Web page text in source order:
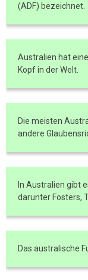
(ADF) bezeichnet.
Australien hat
Kopf in der Welt.
Die meisten
andere
In Australien gibt
darunter Fosters,
Das australische